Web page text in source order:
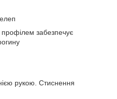
забезпечує
рукою. Стиснення